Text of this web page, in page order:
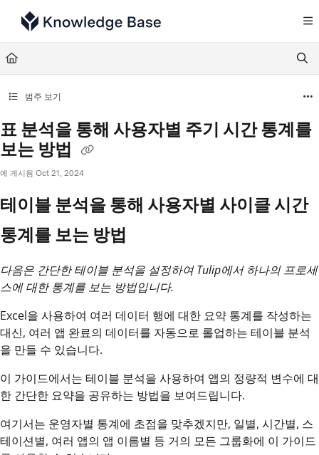
Documentation Index
Fetch the complete documentation index at:
Use this file to discover all available pages before exploring further.
범주 보기
표 분석을 통해 사용자별 주기 시간 통계를
보는 방법
에 게시됨 Oct 21, 2024
테이블 분석을 통해 사용자별 사이클 시간
통계를 보는 방법
다음은 간단한 테이블 분석을 설정하여 Tulip에서 하나의 프로세
스에 대한 통계를 보는 방법입니다.
Excel을 사용하여 여러 데이터 행에 대한 요약 통계를 작성하는
대신, 여러 앱 완료의 데이터를 자동으로 롤업하는 테이블 분석
을 만들 수 있습니다.
이 가이드에서는 테이블 분석을 사용하여 앱의 정량적 변수에 대
한 간단한 요약을 공유하는 방법을 보여드립니다.
여기서는 운영자별 통계에 초점을 맞추겠지만, 일별, 시간별, 스
테이션별, 여러 앱의 앱 이름별 등 거의 모든 그룹화에 이 가이드